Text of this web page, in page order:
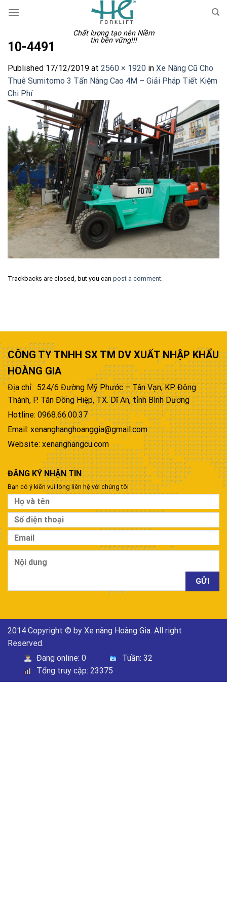
Chất lượng tạo nên Niềm
tin bền vững!!!
10-4491
Published 17/12/2019 at 2560 × 1920 in Xe Nâng Cũ Cho
Thuê Sumitomo 3 Tấn Nâng Cao 4M – Giải Pháp Tiết Kiệm
Chi Phí
Trackbacks are closed, but you can post a comment.
CÔNG TY TNHH SX TM DV XUẤT NHẬP KHẨU
HOÀNG GIA
Địa chỉ: 524/6 Đường Mỹ Phước – Tân Vạn, KP. Đông
Thành, P. Tân Đông Hiệp, TX. Dĩ An, tỉnh Bình Dương
Hotline: 0968.66.00.37
Email: xenanghanghoanggia@gmail.com
Website: xenanghangcu.com
ĐĂNG KÝ NHẬN TIN
Bạn có ý kiến vui lòng liên hệ với chúng tôi
2014 Copyright © by Xe nâng Hoàng Gia. All right
Reserved.
Đang online: 0 Tuần: 32
Tổng truy cập: 23375